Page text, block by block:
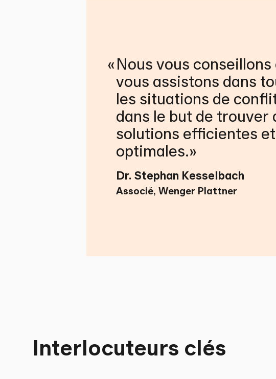
«Nous vous conseillons
vous assistons dans
les situations de
dans le but de trouver
solutions efficientes et
optimales.
Dr. Stephan Kesselbach
Associé, Wenger Plattner
Interlocuteurs clés